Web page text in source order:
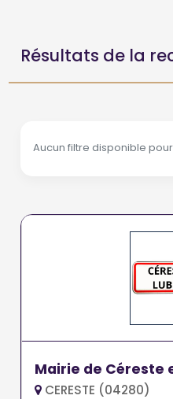
Résultats de la
Aucun filtre disponible
Mairie de Céreste
CERESTE (04280)